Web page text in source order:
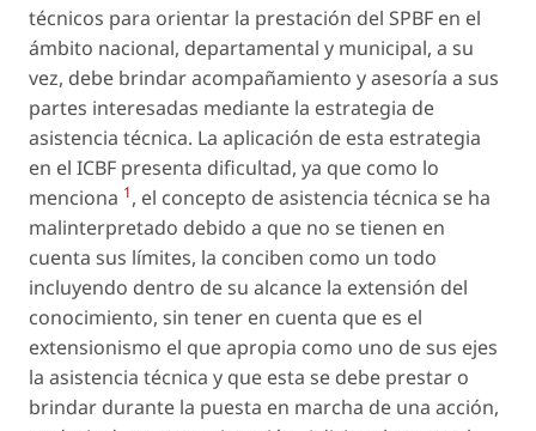
técnicos para orientar la prestación del SPBF en el
ámbito nacional, departamental y municipal, a su
vez, debe brindar acompañamiento y asesoría a sus
partes interesadas mediante la estrategia de
asistencia técnica. La aplicación de esta estrategia
en el ICBF presenta dificultad, ya que como lo
menciona 1, el concepto de asistencia técnica se ha
malinterpretado debido a que no se tienen en
cuenta sus límites, la conciben como un todo
incluyendo dentro de su alcance la extensión del
conocimiento, sin tener en cuenta que es el
extensionismo el que apropia como uno de sus ejes
la asistencia técnica y que esta se debe prestar o
brindar durante la puesta en marcha de una acción,